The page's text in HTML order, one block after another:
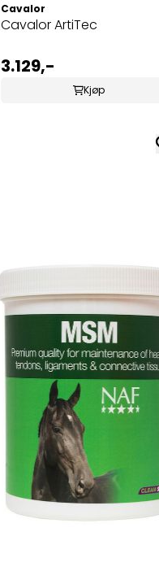
Cavalor
Cavalor ArtiTec
3.129,-
Kjøp